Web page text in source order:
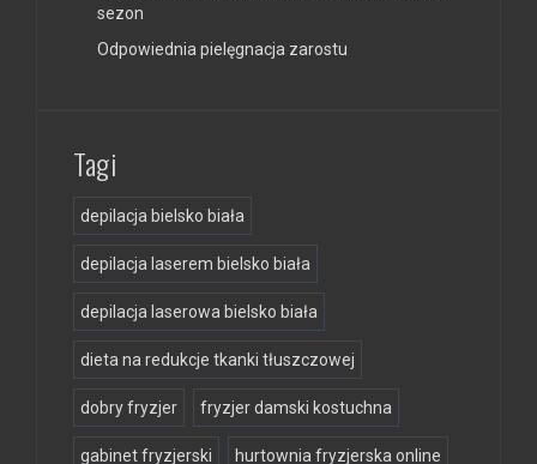
sezon
Odpowiednia pielęgnacja zarostu
Tagi
depilacja bielsko biała
depilacja laserem bielsko biała
depilacja laserowa bielsko biała
dieta na redukcje tkanki tłuszczowej
dobry fryzjer fryzjer damski kostuchna
gabinet fryzjerski hurtownia fryzjerska online